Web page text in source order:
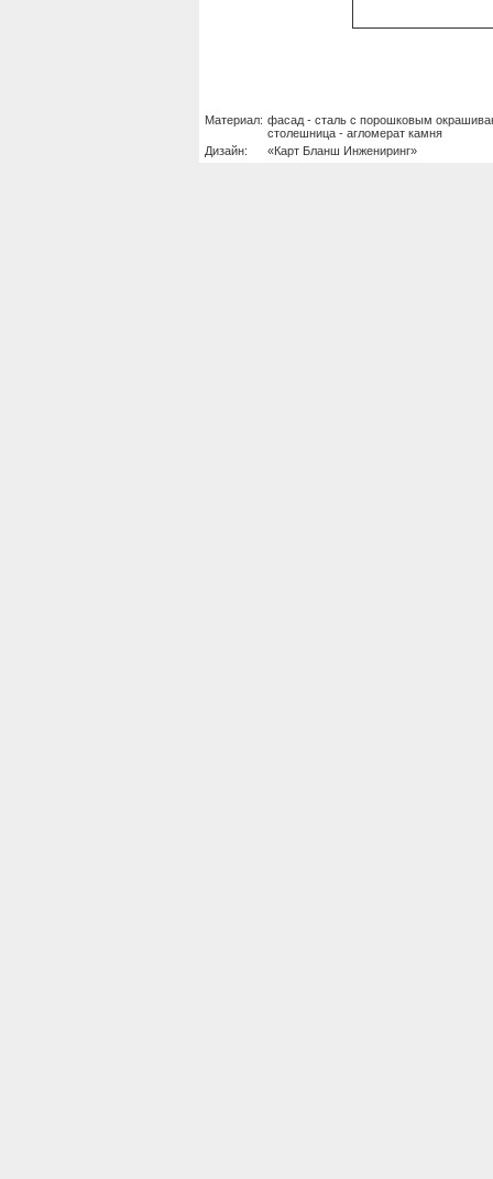
Материал: фасад - сталь с порошковым
столешница - агломерат камня
Дизайн:
«Карт Бланш Инжениринг»